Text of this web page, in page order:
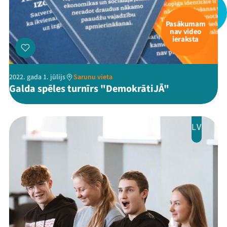
Jaunumi
Veikals
Kontakti
ThreadsFacebookYoutube
X Instagram
Flick TikTok
Pasākumam
nav video
ieraksta
2022. gada 1. jūlijs Sarunu vieta
Galda spēles turnīrs "DemokrātiJĀ"
LV